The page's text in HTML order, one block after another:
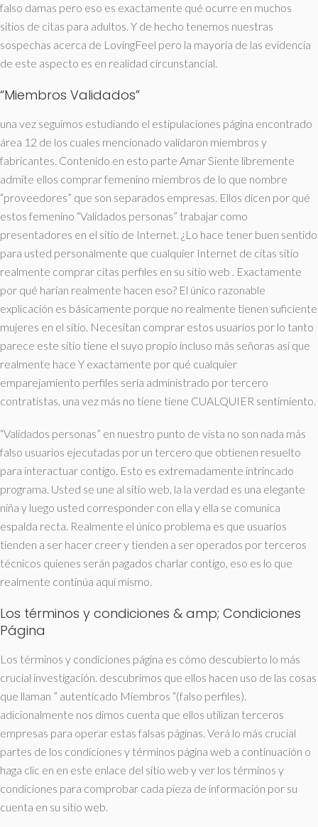
falso damas pero eso es exactamente qué ocurre en muchos
sitios de citas para adultos. Y de hecho tenemos nuestras
sospechas acerca de LovingFeel pero la mayoría de las evidencia
de este aspecto es en realidad circunstancial.
“Miembros Validados”
una vez seguimos estudiando el estipulaciones página encontrado
área 12 de los cuales mencionado validaron miembros y
fabricantes. Contenido en esto parte Amar Siente libremente
admite ellos comprar femenino miembros de lo que nombre
“proveedores” que son separados empresas. Ellos dicen por qué
estos femenino “Validados personas” trabajar como
presentadores en el sitio de Internet. ¿Lo hace tener buen sentido
para usted personalmente que cualquier Internet de citas sitio
realmente comprar citas perfiles en su sitio web . Exactamente
por qué harían realmente hacen eso? El único razonable
explicación es básicamente porque no realmente tienen suficiente
mujeres en el sitio. Necesitan comprar estos usuarios por lo tanto
parece este sitio tiene el suyo propio incluso más señoras así que
realmente hace Y exactamente por qué cualquier
emparejamiento perfiles sería administrado por tercero
contratistas, una vez más no tiene tiene CUALQUIER sentimiento.
“Validados personas” en nuestro punto de vista no son nada más
falso usuarios ejecutadas por un tercero que obtienen resuelto
para interactuar contigo. Esto es extremadamente intrincado
programa. Usted se une al sitio web, la la verdad es una elegante
niña y luego usted corresponder con ella y ella se comunica
espalda recta. Realmente el único problema es que usuarios
tienden a ser hacer creer y tienden a ser operados por terceros
técnicos quienes serán pagados charlar contigo, eso es lo que
realmente continúa aquí mismo.
Los términos y condiciones & amp; Condiciones
Página
Los términos y condiciones página es cómo descubierto lo más
crucial investigación. descubrimos que ellos hacen uso de las cosas
que llaman ” autenticado Miembros “(falso perfiles).
adicionalmente nos dimos cuenta que ellos utilizan terceros
empresas para operar estas falsas páginas. Verá lo más crucial
partes de los condiciones y términos página web a continuación o
haga clic en en este enlace del sitio web y ver los términos y
condiciones para comprobar cada pieza de información por su
cuenta en su sitio web.